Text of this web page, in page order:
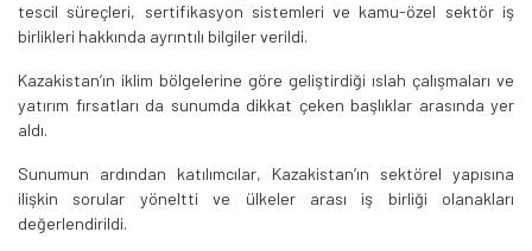
tescil süreçleri, sertifikasyon sistemleri ve kamu-özel sektör iş
birlikleri hakkında ayrıntılı bilgiler verildi.
Kazakistan’ın iklim bölgelerine göre geliştirdiği ıslah çalışmaları ve
yatırım fırsatları da sunumda dikkat çeken başlıklar arasında yer
aldı.
Sunumun ardından katılımcılar, Kazakistan’ın sektörel yapısına
ilişkin sorular yöneltti ve ülkeler arası iş birliği olanakları
değerlendirildi.